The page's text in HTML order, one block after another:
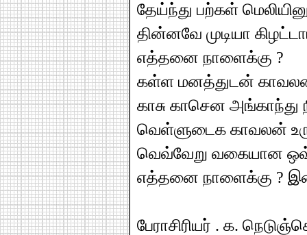
தேய்ந்து பற்கள்
தின்னவே முடியா
எத்தனை நாளைக்கு ?
கள்ள மனத்துடன் காவலன்
காசு காசென அங்காந்து
வெள்ளுடைக காவலன்
வெவ்வேறு வகையான
எத்தனை நாளைக்கு ?
பேராசிரியர் . க.